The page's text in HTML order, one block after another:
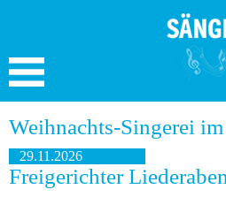
Weihnachts-Singerei
29.11.2026
Freigerichter